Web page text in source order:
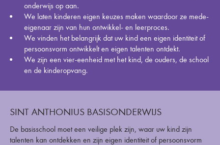
onderwijs op aan.
We laten kinderen eigen keuzes maken waardoor ze mede-
eigenaar zijn van hun ontwikkel- en leerproces.
We vinden het belangrijk dat uw kind een eigen identiteit of
persoonsvorm ontwikkelt en eigen talenten ontdekt.
We zijn een vier-eenheid met het kind, de ouders, de school
en de kinderopvang.
SINT ANTHONIUS BASISONDERWIJS
De basisschool moet een veilige plek zijn, waar uw kind zijn
talenten kan ontdekken en zijn eigen identiteit of persoonsvorm